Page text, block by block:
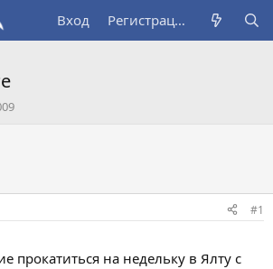
Вход Регистрация
#1
прокатиться на недельку в Ялту с